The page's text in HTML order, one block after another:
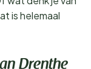
is helemaal
Drenthe